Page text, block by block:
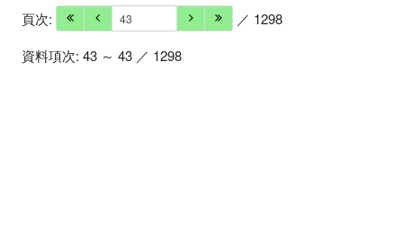
頁次:
／ 1298
資料項次: 43 ～ 43 ／ 1298